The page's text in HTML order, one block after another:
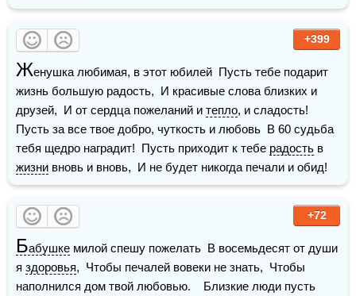
+399
Женушка любимая, в этот юбилей  Пусть тебе подарит
жизнь большую радость,  И красивые слова близких и
друзей,  И от сердца пожеланий и тепло, и сладость!
Пусть за все твое добро, чуткость и любовь  В 60 судьба
тебя щедро наградит!  Пусть приходит к тебе радость
жизни вновь и вновь,  И не будет никогда печали и обид!
+72
Бабушке милой спешу пожелать  В восемьдесят от души
я здоровья,  Чтобы печалей вовеки не знать,  Чтобы
наполнился дом твой любовью.    Близкие люди пусть